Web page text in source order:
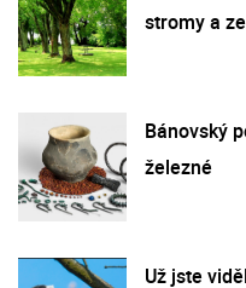
stromy a
Bánovský
železné
Už jste